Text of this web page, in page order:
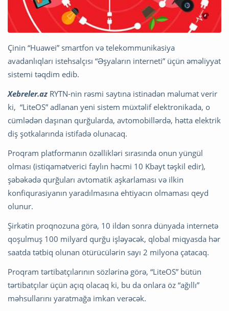
Çinin “Huawei” smartfon və telekommunikasiya
avadanlıqları istehsalçısı “Əşyaların interneti” üçün əməliyyat
sistemi təqdim edib.
Xebreler.az RYTN-nin rəsmi saytına istinadən məlumat verir
ki, “LiteOS” adlanan yeni sistem müxtəlif elektronikada, o
cümlədən daşınan qurğularda, avtomobillərdə, hətta elektrik
diş şotkalarında istifadə olunacaq.
Proqram platformanın özəllikləri sırasında onun yüngül
olması (istiqamətverici faylın həcmi 10 Kbayt təşkil edir),
şəbəkədə qurğuları avtomatik aşkarlaması və ilkin
konfiqurasiyanın yaradılmasına ehtiyacın olmaması qeyd
olunur.
Şirkətin proqnozuna görə, 10 ildən sonra dünyada internetə
qoşulmuş 100 milyard qurğu işləyəcək, qlobal miqyasda hər
saatda tətbiq olunan ötürücülərin sayı 2 milyona çatacaq.
Proqram tərtibatçılarının sözlərinə görə, “LiteOS” bütün
tərtibatçılar üçün açıq olacaq ki, bu da onlara öz “ağıllı”
məhsullarını yaratmağa imkan verəcək.